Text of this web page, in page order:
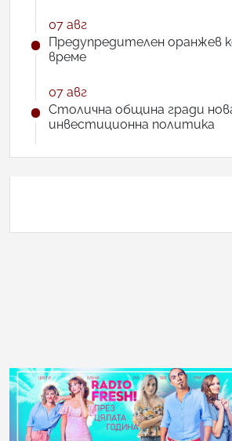
07 авг
Предупредителен оранжев
време
07 авг
Столична община гради
инвестиционна политика